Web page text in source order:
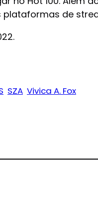
plataformas de
SZA Vivica A. Fox